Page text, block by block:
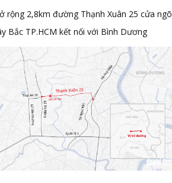
rộng 2,8km đường Thạnh Xuân 25 cửa ngõ
Bắc TP.HCM kết nối với Bình Dương